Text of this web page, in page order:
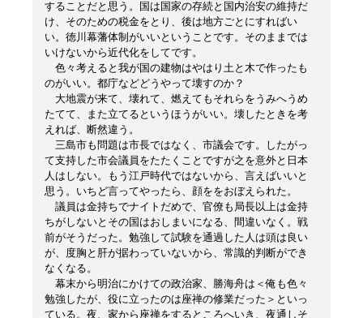
することだと思う。国は国家の存続と国内治安の維持だ
け、そのための税金をとり、後は地方ごとにすればい
い。徳川幕藩体制がいいということです。そのままでは
いけないから近代化をしてです。
色々考えると我が国の建物はやはり土と木で作ったも
のがいい。都庁などどうやって壊すのか？
大地震が来て、壊れて、燃えてもそれらをうみへうめ
たてて、また立てるというほうがいい。壊したときを考
えれば、断然違う。
三島市も問題は市長ではなく、市議会です。したがっ
て支持した市会議員をたたくことですが之を意外と日本
人はしない。もう江戸時代ではないから、言えばいいと
思う。いちど言ってやったら、顔ををおぼえられた。
議員は金持ちでナイトだめで、官僚も局長以上は金持
ちがしないとその国はおしまいになる、間違いなく。戦
前がそうだった。勉強して試験を通過した人は頭は良い
が、度胸と肝が据わっていないから、常識的判断ができ
なくなる。
幕末から明治にかけての政治家、勝海舟は＜俺も色々
勉強したが、役に立ったのは座禅の修業だった＞といっ
ている。夜、家から座禅をするところへいき、夜通しそ